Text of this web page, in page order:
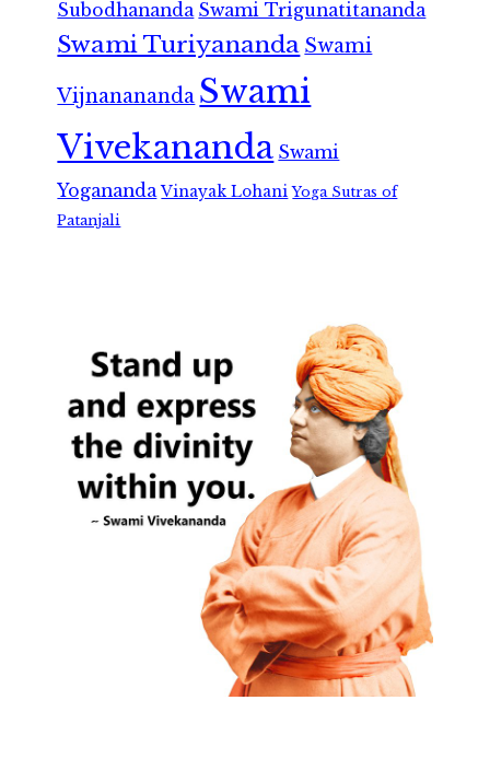
Subodhananda Swami Trigunatitananda
Swami Turiyananda Swami
Vijnanananda Swami
Vivekananda Swami
Yogananda Vinayak Lohani Yoga Sutras of
Patanjali